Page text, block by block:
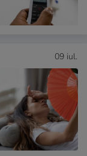
09 iul.